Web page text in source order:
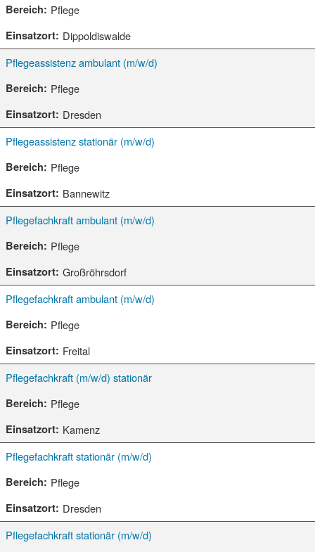
Pflege
Dippoldiswalde
Pflegeassistenz ambulant (m/w/d)
Pflege
Dresden
Pflegeassistenz stationär (m/w/d)
Pflege
Bannewitz
Pflegefachkraft ambulant (m/w/d)
Pflege
Großröhrsdorf
Pflegefachkraft ambulant (m/w/d)
Pflege
Freital
Pflegefachkraft (m/w/d) stationär
Pflege
Kamenz
Pflegefachkraft stationär (m/w/d)
Pflege
Dresden
Pflegefachkraft stationär (m/w/d)